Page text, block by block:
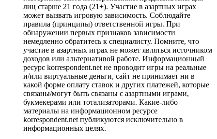
лиц старше 21 года (21+). Участие в азартных играх
может вызвать игровую зависимость. Соблюдайте
правила (принципы) ответственной игры. При
обнаружении первых признаков зависимости
немедленно обратитесь к специалисту. Помните, что
участие в азартных играх не может являться источником
доходов или альтернативой работе. Информационный
ресурс korrespondent.net не проводит игры на реальные
и/или виртуальные деньги, сайт не принимает ни в
какой форме оплату ставок и других платежей, которые
связаны/могут быть связаны с азартными играми,
букмекерами или тотализаторами. Какие-либо
материалы на информационном ресурсе
korrespondent.net публикуются исключительно в
информационных целях.